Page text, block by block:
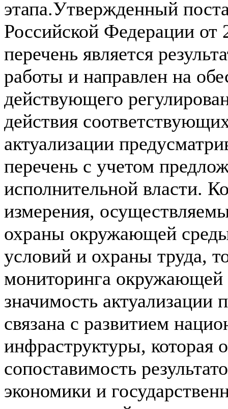
этапа.Утвержденный
Российской Федерации
перечень является
работы и направлен на
действующего
действия
актуализации
перечень с учетом
исполнительной власти.
измерения,
охраны окружающей
условий и охраны труда,
мониторинга
значимость
связана с развитием
инфраструктуры, которая
сопоставимость
экономики и